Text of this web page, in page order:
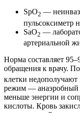
SpO2 —
пульсоксиметр
SaO2 —
артериальной
Норма составляет
обращения к врачу.
клетки
режим — анаэробный
меньше энергии и
кислоты. Кровь